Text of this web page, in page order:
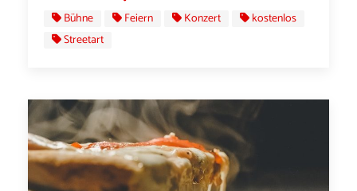
Bühne Feiern Konzert
kostenlos
Streetart